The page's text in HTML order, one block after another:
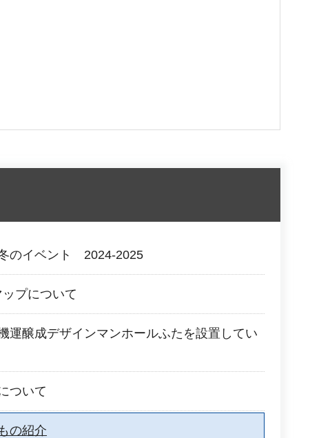
のイベント 2024-2025
プについて
運醸成デザインマンホールふたを設置してい
ついて
の紹介